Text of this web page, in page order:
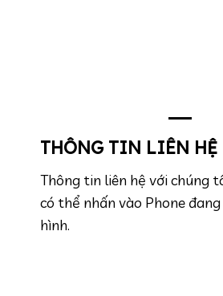
THÔNG TIN LIÊN HỆ
Thông tin liên hệ với chúng
có thể nhấn vào Phone
hình.